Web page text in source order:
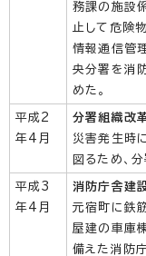
務課の施設
止して危険
情報通信管
央分署を消
めた。
平成2
年4月
分署組織改
災害発生時
図るため、
平成3
年4月
消防庁舎建
元宿町に鉄
屋建の車庫
備えた消防